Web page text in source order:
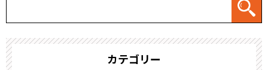
カテゴリー